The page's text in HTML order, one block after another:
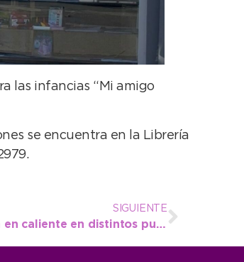
las infancias “Mi amigo
se encuentra en la Librería
SIGUIENTE
Realizan bacheo con carpeta asfáltica en caliente en distintos puntos de la ciudad